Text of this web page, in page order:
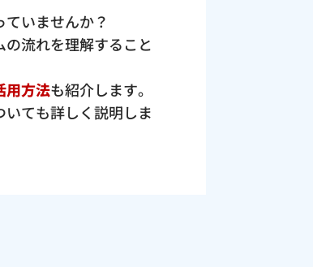
いませんか？
流れを理解すること
用方法も紹介します。
いても詳しく説明しま